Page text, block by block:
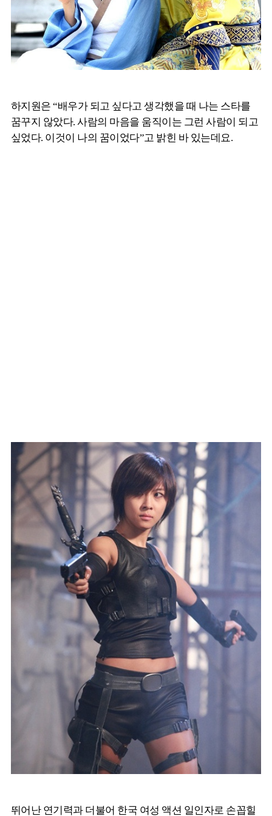
하지원은 “배우가 되고 싶다고 생각했을 때 나는 스타를
꿈꾸지 않았다. 사람의 마음을 움직이는 그런 사람이 되고
싶었다. 이것이 나의 꿈이었다”고 밝힌 바 있는데요.
뛰어난 연기력과 더불어 한국 여성 액션 일인자로 손꼽힐